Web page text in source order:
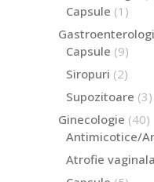
Capsule 1 1
Capsule 99
Siropuri 22
Supozitoare 33
Ginecologie 4040
Antimicotice/
Atrofie vaginala